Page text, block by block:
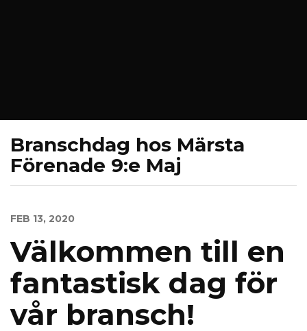
Branschdag hos Märsta
Förenade 9:e Maj
FEB 13, 2020
Välkommen till en
fantastisk dag för
vår bransch!